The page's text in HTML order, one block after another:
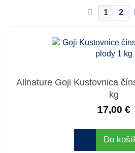
1 2
Allnature Goji Kustovnica
kg
17,00 €
Do